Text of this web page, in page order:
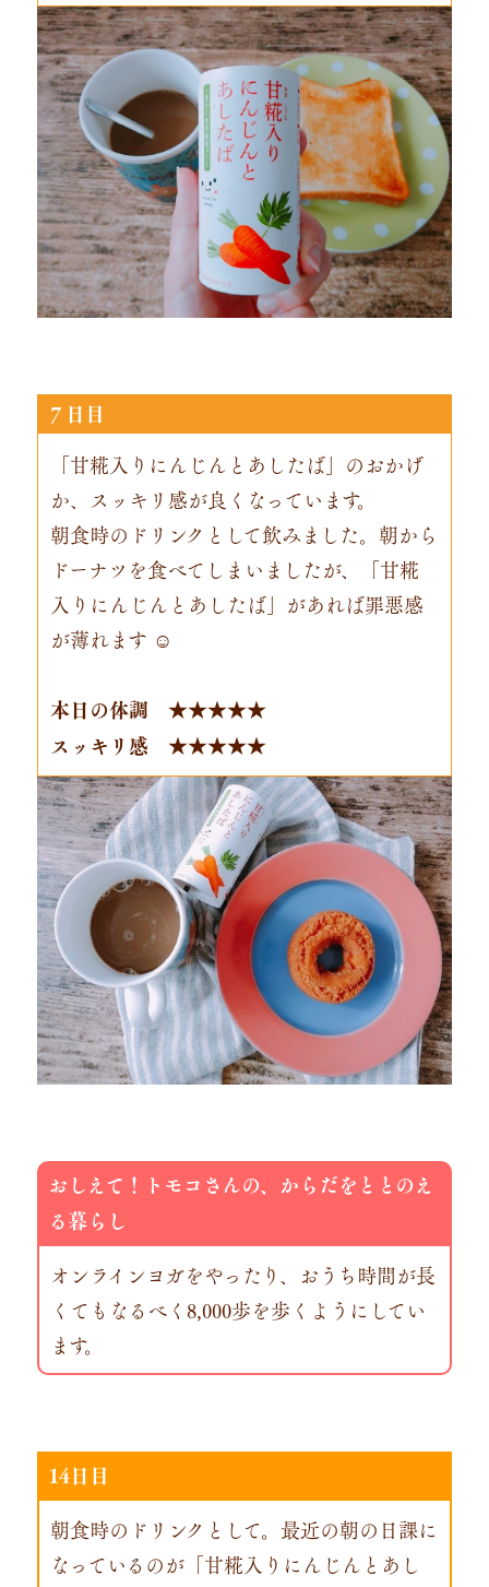
７日目
「甘糀入りにんじんとあしたば」のおかげ
か、スッキリ感が良くなっています。
朝食時のドリンクとして飲みました。朝から
ドーナツを食べてしまいましたが、「甘糀
入りにんじんとあしたば」があれば罪悪感
が薄れます ☺
本日の体調 ★★★★★
スッキリ感 ★★★★★
おしえて！トモコさんの、からだをととのえ
る暮らし
オンラインヨガをやったり、おうち時間が長
くてもなるべく8,000歩を歩くようにしてい
ます。
14日目
朝食時のドリンクとして。最近の朝の日課に
なっているのが「甘糀入りにんじんとあし